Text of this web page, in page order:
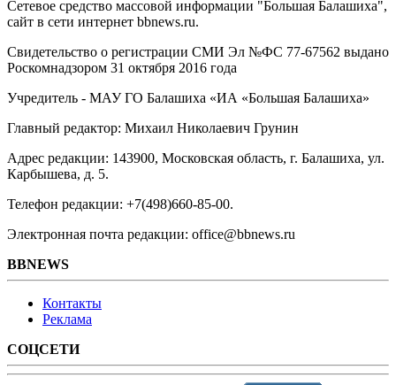
Сетевое средство массовой информации "Большая Балашиха",
сайт в сети интернет bbnews.ru.
Свидетельство о регистрации СМИ Эл №ФС ‎77-67562 выдано
Роскомнадзором 31 октября 2016 года
Учредитель - МАУ ГО Балашиха «ИА «Большая Балашиха»
Главный редактор: Михаил Николаевич Грунин
Адрес редакции: 143900, Московская область, г. Балашиха, ул.
Карбышева, д. 5.
Телефон редакции: +7(498)660-85-00.
Электронная почта редакции: office@bbnews.ru
BBNEWS
Контакты
Реклама
СОЦСЕТИ